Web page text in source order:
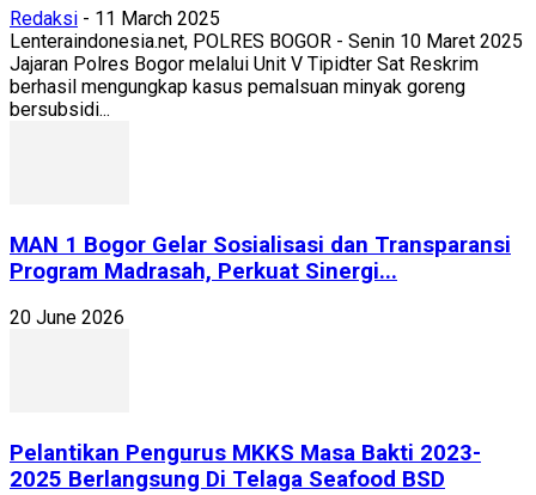
Redaksi - 11 March 2025
Lenteraindonesia.net, POLRES BOGOR - Senin 10 Maret 2025
Jajaran Polres Bogor melalui Unit V Tipidter Sat Reskrim
berhasil mengungkap kasus pemalsuan minyak goreng
bersubsidi...
MAN 1 Bogor Gelar Sosialisasi dan Transparansi
Program Madrasah, Perkuat Sinergi...
20 June 2026
Pelantikan Pengurus MKKS Masa Bakti 2023-
2025 Berlangsung Di Telaga Seafood BSD